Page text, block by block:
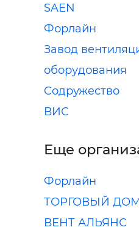
SAEN
Форлайн
Завод
оборудования
Cодружество
ВИС
Еще
Форлайн
ТОРГОВЫЙ
ВЕНТ АЛЬЯНС